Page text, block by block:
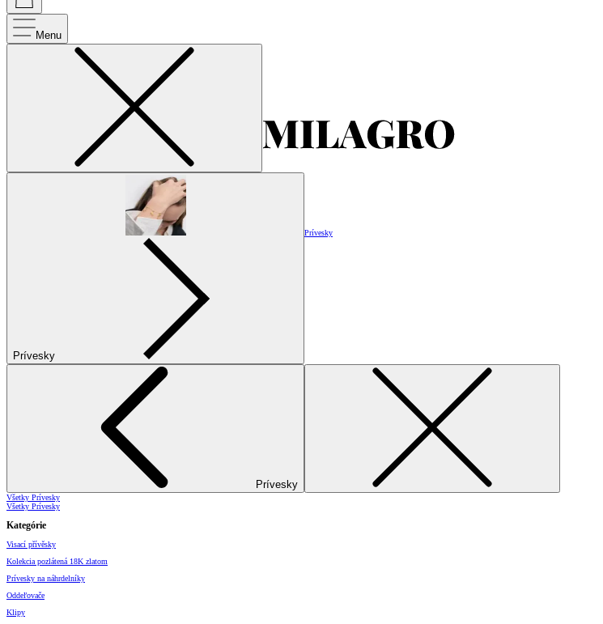
Menu
Prívesky
Prívesky
Prívesky
Všetky Prívesky
Všetky Prívesky
Kategórie
Visací přívěsky
Kolekcia pozlátená 18K zlatom
Prívesky na náhrdelníky
Oddeľovače
Klipy